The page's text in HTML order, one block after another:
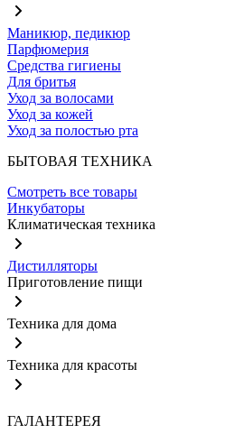
Маникюр, педикюр
Парфюмерия
Средства гигиены
Для бритья
Уход за волосами
Уход за кожей
Уход за полостью рта
БЫТОВАЯ ТЕХНИКА
Смотреть все товары
Инкубаторы
Климатическая техника
Дистилляторы
Приготовление пищи
Техника для дома
Техника для красоты
ГАЛАНТЕРЕЯ